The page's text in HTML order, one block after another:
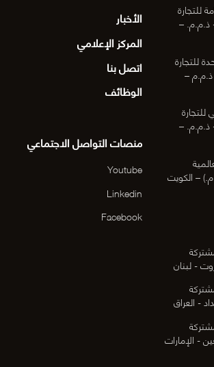
للتجارة
- ذ.م.م. –
للتجارة
ذ.م.م –
للتجارة
- ذ.م.م. –
– الكويت
- لبنان
- العراق
- الإمارات
الأخبار
المركز الإعلامي
اتصل بنا
الوظائف
منصات التواصل الاجتماعي
Youtube
Linkedin
Facebook